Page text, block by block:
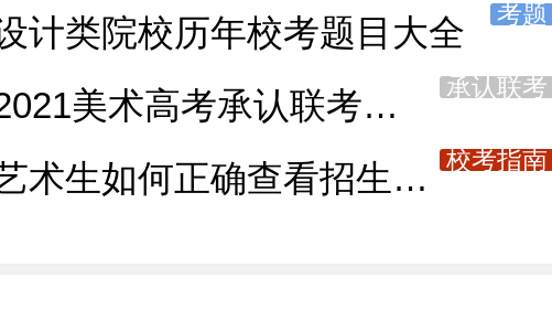
考题
计类院校历年校考题目大全
承认联考
美术高考承认联考成绩的院校
校考指南
术生如何正确查看招生简章